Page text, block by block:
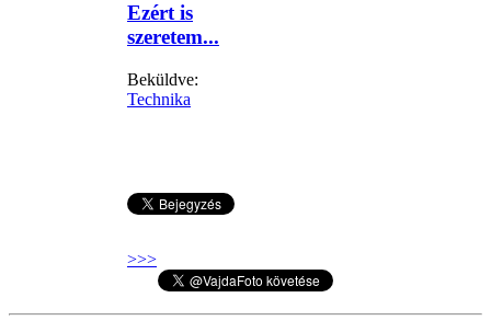
Ezért is
szeretem...
Beküldve:
Technika
>>>